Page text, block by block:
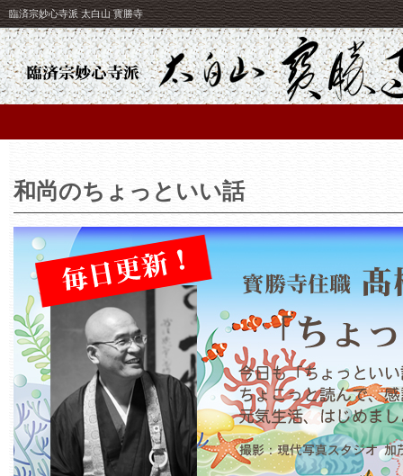
臨済宗妙心寺派 太白山 寳勝寺
和尚のちょっといい話